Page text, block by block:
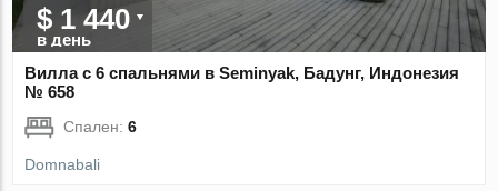
$ 1 440
в день
Вилла с 6 спальнями в Seminyak, Бадунг, Индонезия
№ 658
Спален:6
Domnabali